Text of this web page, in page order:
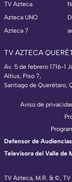
TV Azteca
Azteca UNO
Azteca 7
TV AZTECA
Av. 5 de febrero 1716-1
Altius, Piso 7,
Santiago de Querétaro,
TV Azteca, M.R. & ©,
Aviso de
Defensor de
Televisora del Valle de